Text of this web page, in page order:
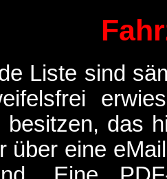
Liste sind
besitzen, das
über eine